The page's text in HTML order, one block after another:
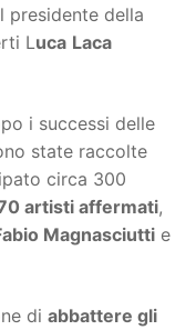
presidente della
Luca Laca
i successi delle
state raccolte
circa 300
artisti affermati,
Magnasciutti e
di abbattere gli